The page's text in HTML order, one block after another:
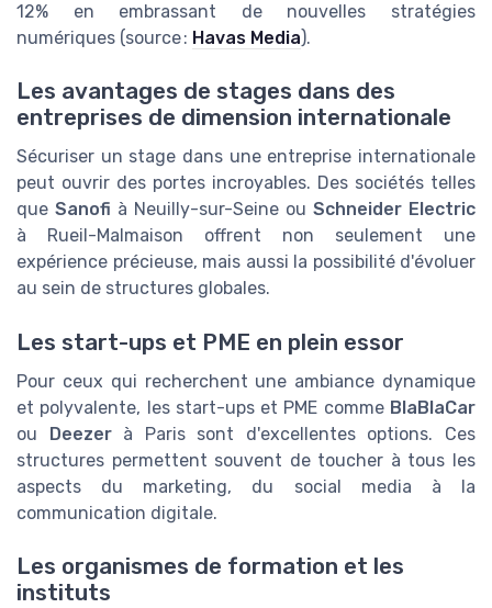
12% en embrassant de nouvelles stratégies
numériques (source : Havas Media).
Les avantages de stages dans des
entreprises de dimension internationale
Sécuriser un stage dans une entreprise internationale
peut ouvrir des portes incroyables. Des sociétés telles
que Sanofi à Neuilly-sur-Seine ou Schneider Electric
à Rueil-Malmaison offrent non seulement une
expérience précieuse, mais aussi la possibilité d'évoluer
au sein de structures globales.
Les start-ups et PME en plein essor
Pour ceux qui recherchent une ambiance dynamique
et polyvalente, les start-ups et PME comme BlaBlaCar
ou Deezerà Paris sont d'excellentes options. Ces
structures permettent souvent de toucher à tous les
aspects du marketing, du social media à la
communication digitale.
Les organismes de formation et les
instituts